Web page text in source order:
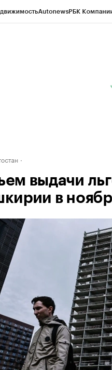
AutonewsРБК
выдачи
в